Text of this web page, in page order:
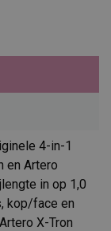
4-in-1
en Artero
in op 1,0
kop/face en
X-Tron